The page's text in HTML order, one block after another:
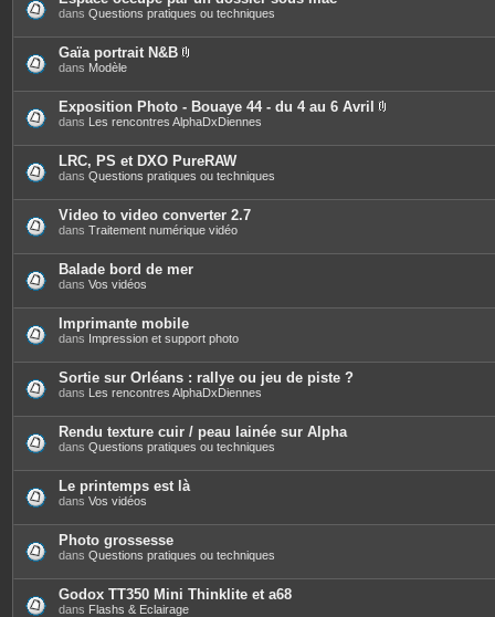
dans Questions pratiques ou techniques
Gaïa portrait N&B
è
c
e
s
j
o
i
n
t
e
s
dans Modèle
Exposition Photo - Bouaye 44 - du 4 au 6 Avril
è
j
t
dans Les rencontres AlphaDxDiennes
LRC, PS et DXO PureRAW
dans Questions pratiques ou techniques
Video to video converter 2.7
dans Traitement numérique vidéo
Balade bord de mer
dans Vos vidéos
Imprimante mobile
dans Impression et support photo
Sortie sur Orléans : rallye ou jeu de piste ?
dans Les rencontres AlphaDxDiennes
Rendu texture cuir / peau lainée sur Alpha
dans Questions pratiques ou techniques
Le printemps est là
dans Vos vidéos
Photo grossesse
dans Questions pratiques ou techniques
Godox TT350 Mini Thinklite et a68
dans Flashs & Eclairage